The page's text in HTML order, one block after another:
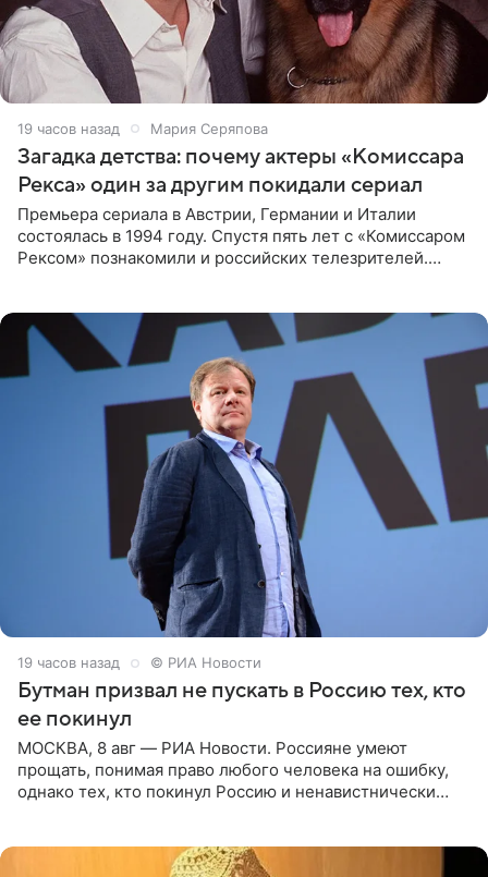
19 часов назад Мария Серяпова
Загадка детства: почему актеры «Комиссара
Рекса» один за другим покидали сериал
Премьера сериала в Австрии, Германии и Италии
состоялась в 1994 году. Спустя пять лет с «Комиссаром
Рексом» познакомили и российских телезрителей.
19 часов назад © РИА Новости
Бутман призвал не пускать в Россию тех, кто
ее покинул
МОСКВА, 8 авг — РИА Новости. Россияне умеют
прощать, понимая право любого человека на ошибку,
однако тех, кто покинул Россию и ненавистнически